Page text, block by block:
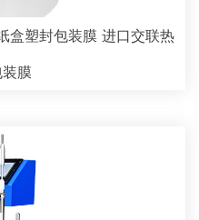
盒塑封包装膜 进口交联热
膜